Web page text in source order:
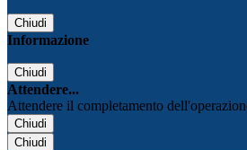
Chiudi
Informazione
Chiudi
Attendere...
Attendere il completamento
Chiudi
Chiudi